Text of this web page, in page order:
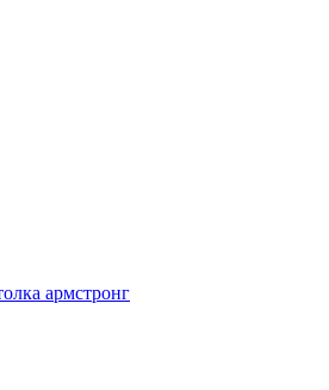
армстронг